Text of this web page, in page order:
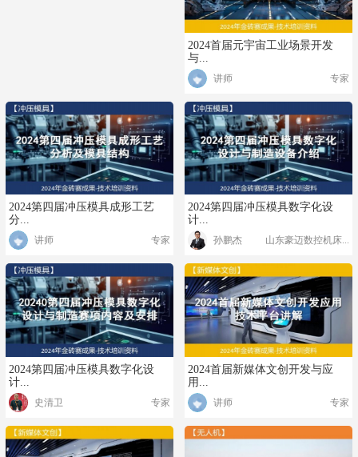
2024首届元宇宙工业场景开发
与...
专家
讲师
2024第四届冲压模具成形工艺
分...
专家
讲师
2024第四届冲压模具数字化设
计...
山东豪迈数控机床...
孙鹏杰
2024第四届冲压模具数字化设
计...
专家
史清卫
2024首届新媒体文创开发与应
用...
专家
讲师